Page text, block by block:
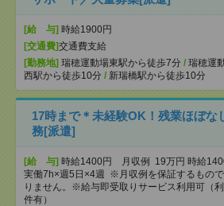
[給 与] 時給1900円
[交通費]交通費支給
[勤務地] 瑞穂運動場東駅から徒歩7分 / 瑞穂運
西駅から徒歩10分 / 新瑞橋駅から徒歩10分
17時まで＊未経験OK！残業ほぼ
務[派遣]
[給 与] 時給1400円 月収例 19万円 時給
実働7h×週5日×4週 ※月収例を保証するもの
りません。※給与即受取りサービス利用可（
件有）